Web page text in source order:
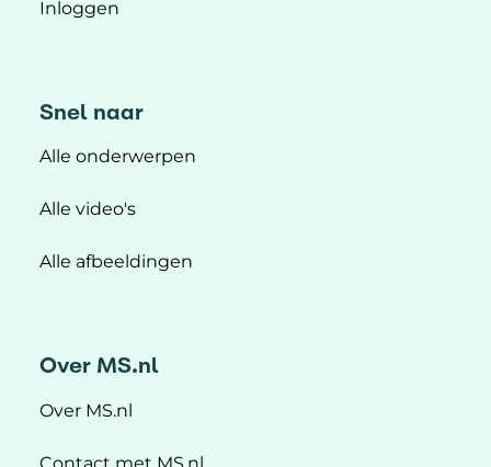
Inloggen
Snel naar
Alle onderwerpen
Alle video's
Alle afbeeldingen
Over MS.nl
Over MS.nl
Contact met MS.nl